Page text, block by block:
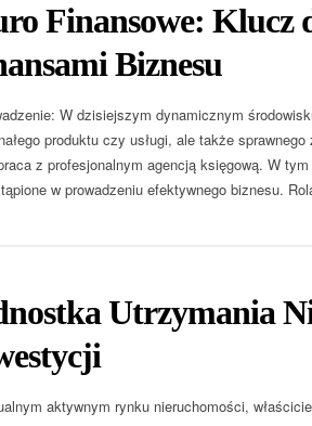
Finansowe: Klucz
Biznesu
W dzisiejszym dynamicznym
produktu czy usługi, ale także
z profesjonalnym agencją księgową. W
w prowadzeniu efektywnego biznesu.
Utrzymania
aktywnym rynku nieruchomości,